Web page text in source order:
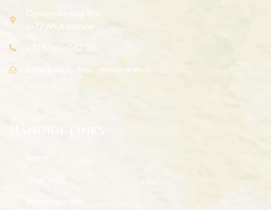
Oosteinderweg 106
1432 AN Aalsmeer
+ 31 6 360 082 20
info@beautyclinic-amsterdam.nl